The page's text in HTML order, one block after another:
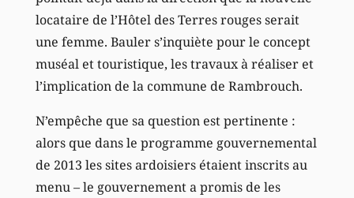
locataire de l’Hôtel des Terres rouges serait
une femme. Bauler s’inquiète pour le concept
muséal et touristique, les travaux à réaliser et
l’implication de la commune de Rambrouch.
N’empêche que sa question est pertinente :
alors que dans le programme gouvernemental
de 2013 les sites ardoisiers étaient inscrits au
menu – le gouvernement a promis de les